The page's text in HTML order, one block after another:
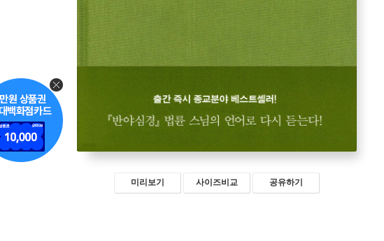
미리보기 사이즈비교 공유하기